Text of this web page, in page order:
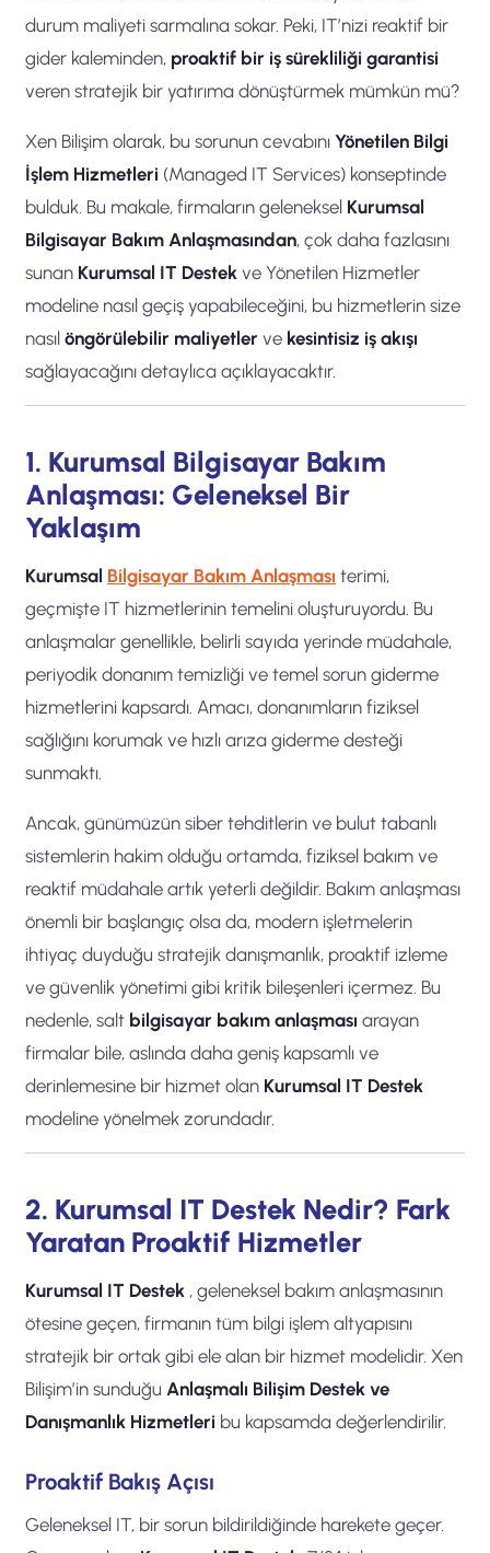
durum maliyeti sarmalına sokar. Peki, IT’nizi reaktif bir
gider kaleminden, proaktif bir iş sürekliliği garantisi
veren stratejik bir yatırıma dönüştürmek mümkün mü?
Xen Bilişim olarak, bu sorunun cevabınıYönetilen Bilgi
İşlem Hizmetleri (Managed IT Services) konseptinde
bulduk. Bu makale, firmaların geleneksel Kurumsal
Bilgisayar Bakım Anlaşmasından, çok daha fazlasını
sunan Kurumsal IT Destek ve Yönetilen Hizmetler
modeline nasıl geçiş yapabileceğini, bu hizmetlerin size
nasılöngörülebilir maliyetler ve kesintisiz iş akışı
sağlayacağını detaylıca açıklayacaktır.
1. Kurumsal Bilgisayar Bakım
Anlaşması: Geleneksel Bir
Yaklaşım
Kurumsal Bilgisayar Bakım Anlaşması terimi,
geçmişte IT hizmetlerinin temelini oluşturuyordu. Bu
anlaşmalar genellikle, belirli sayıda yerinde müdahale,
periyodik donanım temizliği ve temel sorun giderme
hizmetlerini kapsardı. Amacı, donanımların fiziksel
sağlığını korumak ve hızlı arıza giderme desteği
sunmaktı.
Ancak, günümüzün siber tehditlerin ve bulut tabanlı
sistemlerin hakim olduğu ortamda, fiziksel bakım ve
reaktif müdahale artık yeterli değildir. Bakım anlaşması
önemli bir başlangıç olsa da, modern işletmelerin
ihtiyaç duyduğu stratejik danışmanlık, proaktif izleme
ve güvenlik yönetimi gibi kritik bileşenleri içermez. Bu
nedenle, salt bilgisayar bakım anlaşması arayan
firmalar bile, aslında daha geniş kapsamlı ve
derinlemesine bir hizmet olan Kurumsal IT Destek
modeline yönelmek zorundadır.
2. Kurumsal IT Destek Nedir? Fark
Yaratan Proaktif Hizmetler
Kurumsal IT Destek , geleneksel bakım anlaşmasının
ötesine geçen, firmanın tüm bilgi işlem altyapısını
stratejik bir ortak gibi ele alan bir hizmet modelidir. Xen
Bilişim’in sunduğu Anlaşmalı Bilişim Destek ve
Danışmanlık Hizmetleri bu kapsamda değerlendirilir.
Proaktif Bakış Açısı
Geleneksel IT, bir sorun bildirildiğinde harekete geçer.